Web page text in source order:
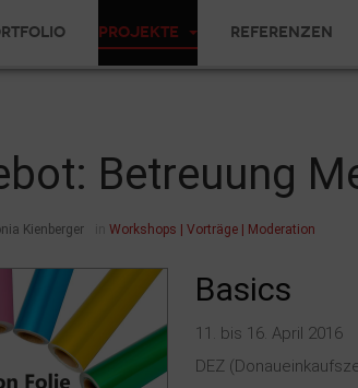
Projekte Referenzen
Betreuung
Kienberger Workshops | Vorträge | Moderation
Basics
11. bis 16. April 2016
DEZ